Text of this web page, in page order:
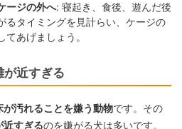
ージの外へ: 寝起き、食後、遊んだ後
るタイミングを見計らい、ケージの
あげましょう。
が近すぎる
汚れることを嫌う動物です。その
近すぎるのを嫌がる犬は多いです。